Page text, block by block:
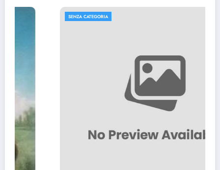
SENZA CATEGORIA